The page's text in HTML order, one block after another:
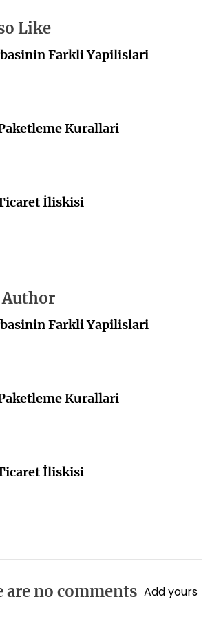
Like
Farkli Yapilislari
Kurallari
İliskisi
Farkli Yapilislari
Kurallari
İliskisi
are no comments Add yours